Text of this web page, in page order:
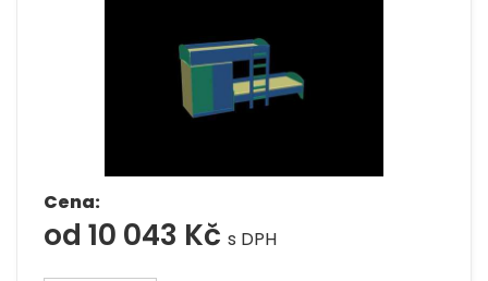
Cena:
od 10 043 Kč s DPH